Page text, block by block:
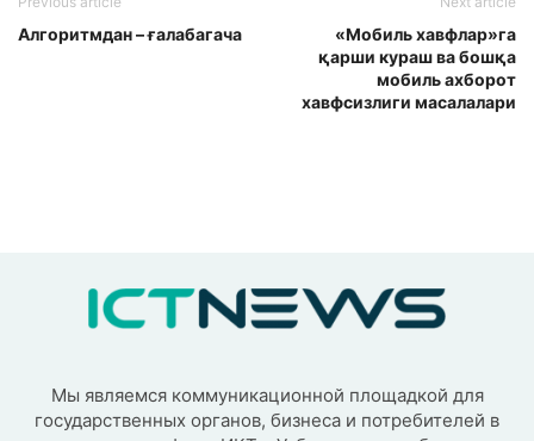
Алгоритмдан – ғалабагача
«Мобиль хавфлар»га
қарши кураш ва бошқа
мобиль ахборот
хавфсизлиги масалалари
Мы являемся коммуникационной площадкой для
государственных органов, бизнеса и потребителей в